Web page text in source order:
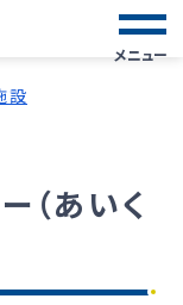
メニュー
設
（あいく